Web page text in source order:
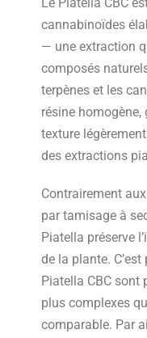
cannabinoïdes
— une extraction
composés
terpènes et les
résine homogène,
texture
des extractions
Contrairement
par tamisage à
Piatella préserve
de la plante.
Piatella CBC sont
plus complexes
comparable. Par